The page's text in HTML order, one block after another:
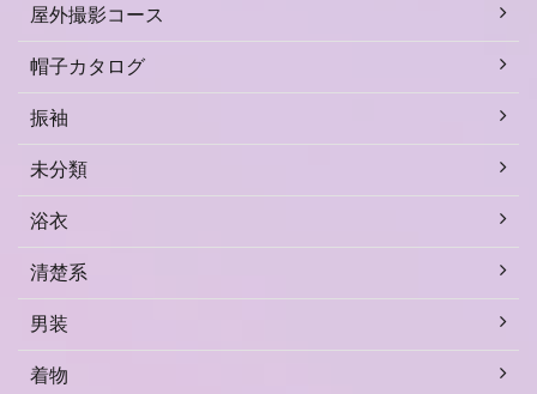
屋外撮影コース
帽子カタログ
振袖
未分類
浴衣
清楚系
男装
着物